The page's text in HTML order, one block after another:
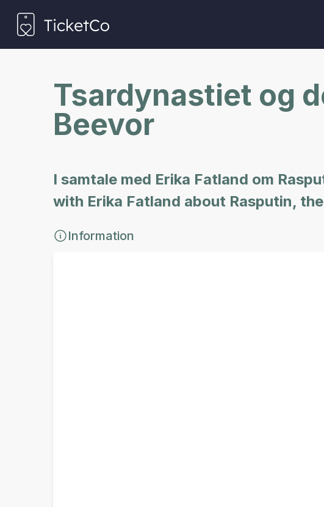
Tsardynastiet og
Beevor
I samtale med Erika Fatland om
with Erika Fatland about Rasputin,
Information